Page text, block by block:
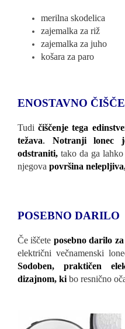
merilna skodelica
zajemalka za riž
zajemalka za juho
košara za paro
ENOSTAVNO
Tudičiščenje tega
težava. Notranji lonec
odstraniti, tako da ga
njegova površina
POSEBNO DARILO
Če iščete posebno darilo
električni večnamenski
Sodoben, praktičen
dizajnom, ki bo resnično